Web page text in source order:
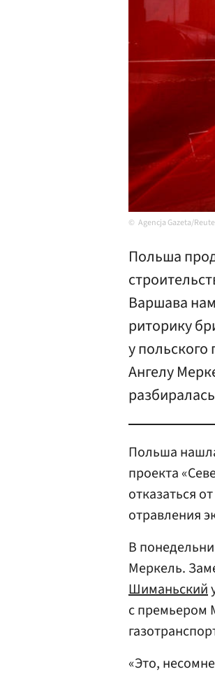
Agencja Gazeta/
Польша
Варшава
риторику
у
Ангелу
Польша
проекта
отказаться
отравления
В
Меркель.
Шиманьский
с премьером
«Это,